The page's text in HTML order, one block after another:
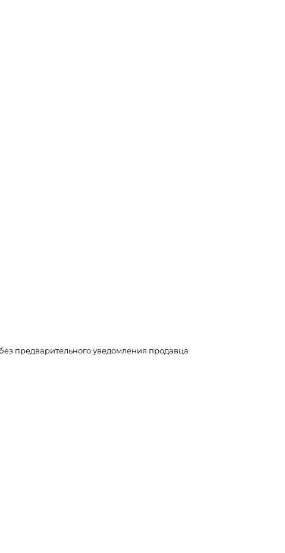
предварительного уведомления продавца